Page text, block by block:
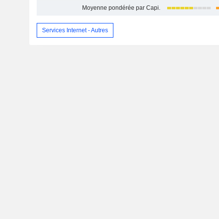
Moyenne pondérée par Capi.
Services Internet - Autres